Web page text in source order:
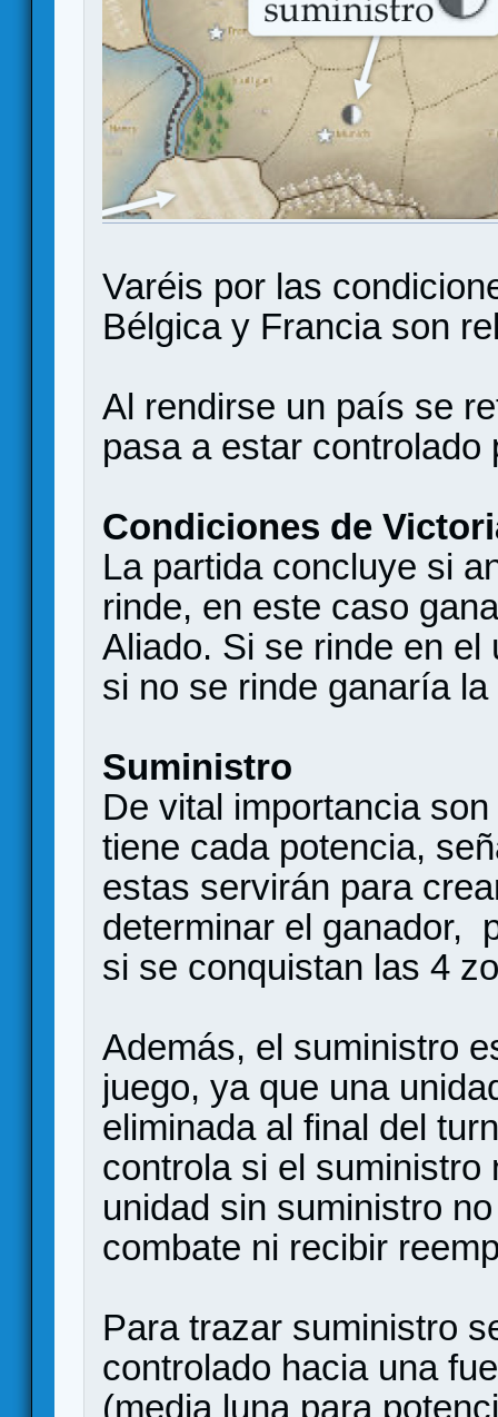
Varéis por las
Bélgica y Francia son
Al rendirse un país se
pasa a estar controlado
Condiciones de
La partida concluye si
rinde, en este caso
Aliado. Si se rinde en
si no se rinde ganaría
Suministro
De vital importancia
tiene cada potencia,
estas servirán para
determinar el ganador,
si se conquistan las 4
Además, el suministro
juego, ya que una
eliminada al final del
controla si el
unidad sin suministro
combate ni recibir
Para trazar suministro
controlado hacia una
(media luna para